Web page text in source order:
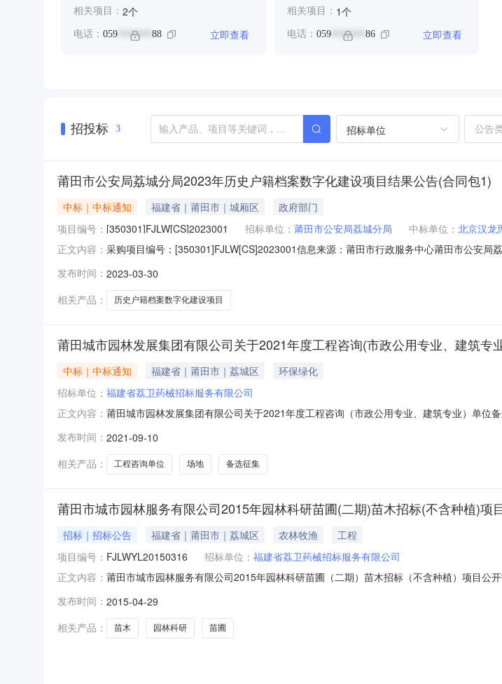
相关项目： 2个
电话： 059 ******* 88 立即查看
相关项目： 1个
电话： 059******* 86 立即查看
招投标 3 招标单位
莆田市公安局荔城分局2023年历史户籍档案数字化建设项目结果公告(合同包1)
中标｜中标通知 福建省｜莆田市｜城厢区
政府部门
项目编号： [350301]FJLW[CS]2023001 招标单位： 莆田市公安局荔城分局 中标单位： 北京汉龙
正文内容： 采购项目编号：[350301]FJLW[CS]2023001信息来源：莆田市行政服务中心莆田市公安
采购结果合同包1:供应商名称供应商地址中标（成交）金额北京汉龙思琪数码科技有限公司
发布时间： 2023-03-30
相关产品：
历史户籍档案数字化建设项目
莆田城市园林发展集团有限公司关于2021年度工程咨询(市政公用专业、建筑专
中标｜中标通知 福建省｜莆田市｜荔城区
环保绿化
招标单位： 福建省荔卫药械招标服务有限公司
正文内容： 莆田城市园林发展集团有限公司关于2021年度工程咨询（市政公用专业、建筑专业）单
征集。备注：此公告仅为申请参数征集场地使用，特此公告。福建省荔卫药械招标服务有限
发布时间： 2021-09-10
相关产品：
工程咨询单位 场地 备选征集
莆田市城市园林服务有限公司2015年园林科研苗圃(二期)苗木招标(不含种植)项
招标｜招标公告 福建省｜莆田市｜荔城区 农林牧渔
工程
项目编号： FJLWYL20150316 招标单位： 福建省荔卫药械招标服务有限公司
正文内容： 莆田市城市园林服务有限公司2015年园林科研苗圃（二期）苗木招标（不含种植）项目
3、投标文件获取时间及方式：[2015年4月29日]至[2015年5月21日]到莆田市行政服务中
2015
发布时间： 2015-04-29
相关产品：
苗木 园林科研 苗圃